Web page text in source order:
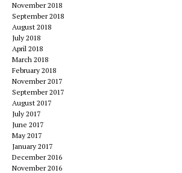
November 2018
September 2018
August 2018
July 2018
April 2018
March 2018
February 2018
November 2017
September 2017
August 2017
July 2017
June 2017
May 2017
January 2017
December 2016
November 2016